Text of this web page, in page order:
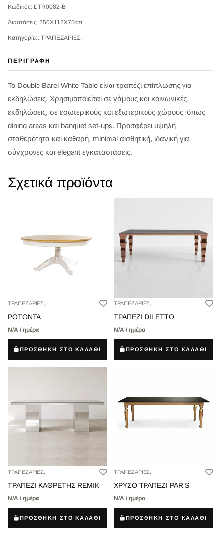
Κωδικός: DTR0082-B
Διαστάσεις: 250X112X75cm
Κατηγορίες: ΤΡΑΠΕΖΑΡΙΕΣ,
ΠΕΡΙΓΡΑΦΉ
Το Double Barel White Table είναι τραπέζι επίπλωσης για
εκδηλώσεις. Χρησιμοποιείται σε γάμους και κοινωνικές
εκδηλώσεις, σε εσωτερικούς και εξωτερικούς χώρους, όπως
dining areas και banquet set-ups. Προσφέρει υψηλή
σταθερότητα και καθαρή, minimal αισθητική, ιδανική για
σύγχρονες και elegant εγκαταστάσεις.
Σχετικά προϊόντα
ΤΡΑΠΕΖΑΡΙΕΣ,
ΡΟΤΟΝΤΑ
Ν/Α / ημέρα
ΠΡΟΣΘΗΚΗ ΣΤΟ ΚΑΛΑΘΙ
ΤΡΑΠΕΖΑΡΙΕΣ,
ΤΡΑΠΕΖΙ DILETTO
Ν/Α / ημέρα
ΠΡΟΣΘΗΚΗ ΣΤΟ ΚΑΛΑΘΙ
ΤΡΑΠΕΖΑΡΙΕΣ,
ΤΡΑΠΕΖΙ ΚΑΘΡΕΤΗΣ REMIK
Ν/Α / ημέρα
ΠΡΟΣΘΗΚΗ ΣΤΟ ΚΑΛΑΘΙ
ΤΡΑΠΕΖΑΡΙΕΣ,
ΧΡΥΣΟ ΤΡΑΠΕΖΙ PARIS
Ν/Α / ημέρα
ΠΡΟΣΘΗΚΗ ΣΤΟ ΚΑΛΑΘΙ